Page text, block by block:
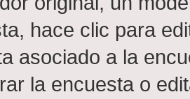
hace clic para
asociado a la
la encuesta o